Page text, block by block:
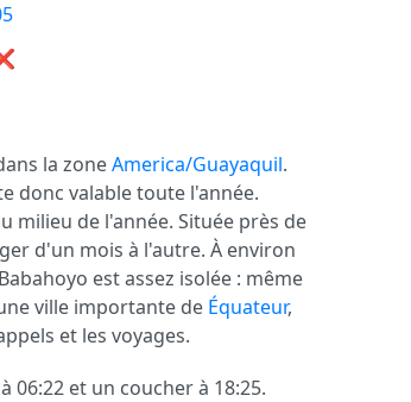
la zoneAmerica/Guayaquil.
donc valable toute l'année.
milieu de l'année. Située près de
d'un mois à l'autre. À environ
est assez isolée : même
ville importante de Équateur,
et les voyages.
et un coucher à 18:25.